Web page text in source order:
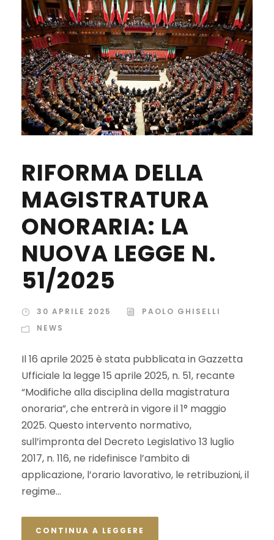
RIFORMA DELLA
MAGISTRATURA
ONORARIA: LA
NUOVA LEGGE N.
51/2025
30 APRILE 2025
PAOLO GHISELLI
NEWS
Il 16 aprile 2025 è stata pubblicata in Gazzetta
Ufficiale la legge 15 aprile 2025, n. 51, recante
“Modifiche alla disciplina della magistratura
onoraria”, che entrerà in vigore il 1° maggio
2025. Questo intervento normativo,
sull’impronta del Decreto Legislativo 13 luglio
2017, n. 116, ne ridefinisce l’ambito di
applicazione, l’orario lavorativo, le retribuzioni, il
regime...
CONTINUA A LEGGERE